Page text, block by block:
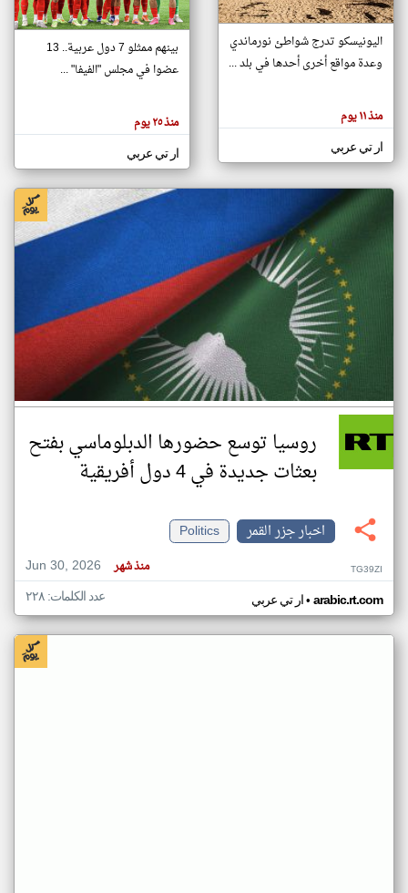
تغيير الدولة
اخبار جزر القمر على مدار الساعة
أهم اخبار جزر القمر العاجلة والمباشرة
هنا عن
وجهة
كاتبيها.
اليونيسكو تدرج شواطئ نورماندي
وعدة مواقع أخرى أحدها في بلد ...
منذ ١١ يوم
ار تي عربي
بينهم ممثلو 7 دول عربية.. 13
عضوا في مجلس "الفيفا" ...
منذ ٢٥ يوم
ار تي عربي
روسيا توسع حضورها الدبلوماسي بفتح
بعثات جديدة في 4 دول أفريقية
اخبار جزر القمر
Politics
Jun 30, 2026
منذ شهر TG39ZI
ار تي عربي• arabic.rt.com عدد الكلمات: ٢٢٨
klyoum.com